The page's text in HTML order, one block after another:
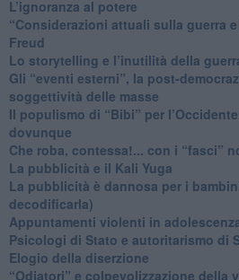
L’ignoranza al potere
​“Considerazioni attuali sulla guerra
Freud
​Lo storytelling e l’inutilità della
​Gli “eventi esterni”, la post-
soggettività delle masse
​Il populismo di “Bibi” per
dovunque
​Che roba, contessa!... con i “fasci”
La pubblicità e il Kali Yuga
​La pubblicità è dannosa per i
decodificarla)
​Appuntamenti violenti in
​Psicologi di Stato e autoritarismo di
Elogio della diserzione
“Odiatori” e colpevolizzazione della